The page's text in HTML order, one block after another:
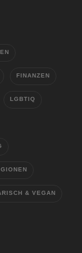
FINANZEN
LGBTIQ
& VEGAN